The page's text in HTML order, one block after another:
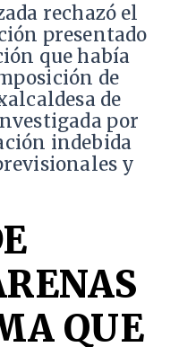
rechazó el
presentado
que había
de
de
por
indebida
y
QUE